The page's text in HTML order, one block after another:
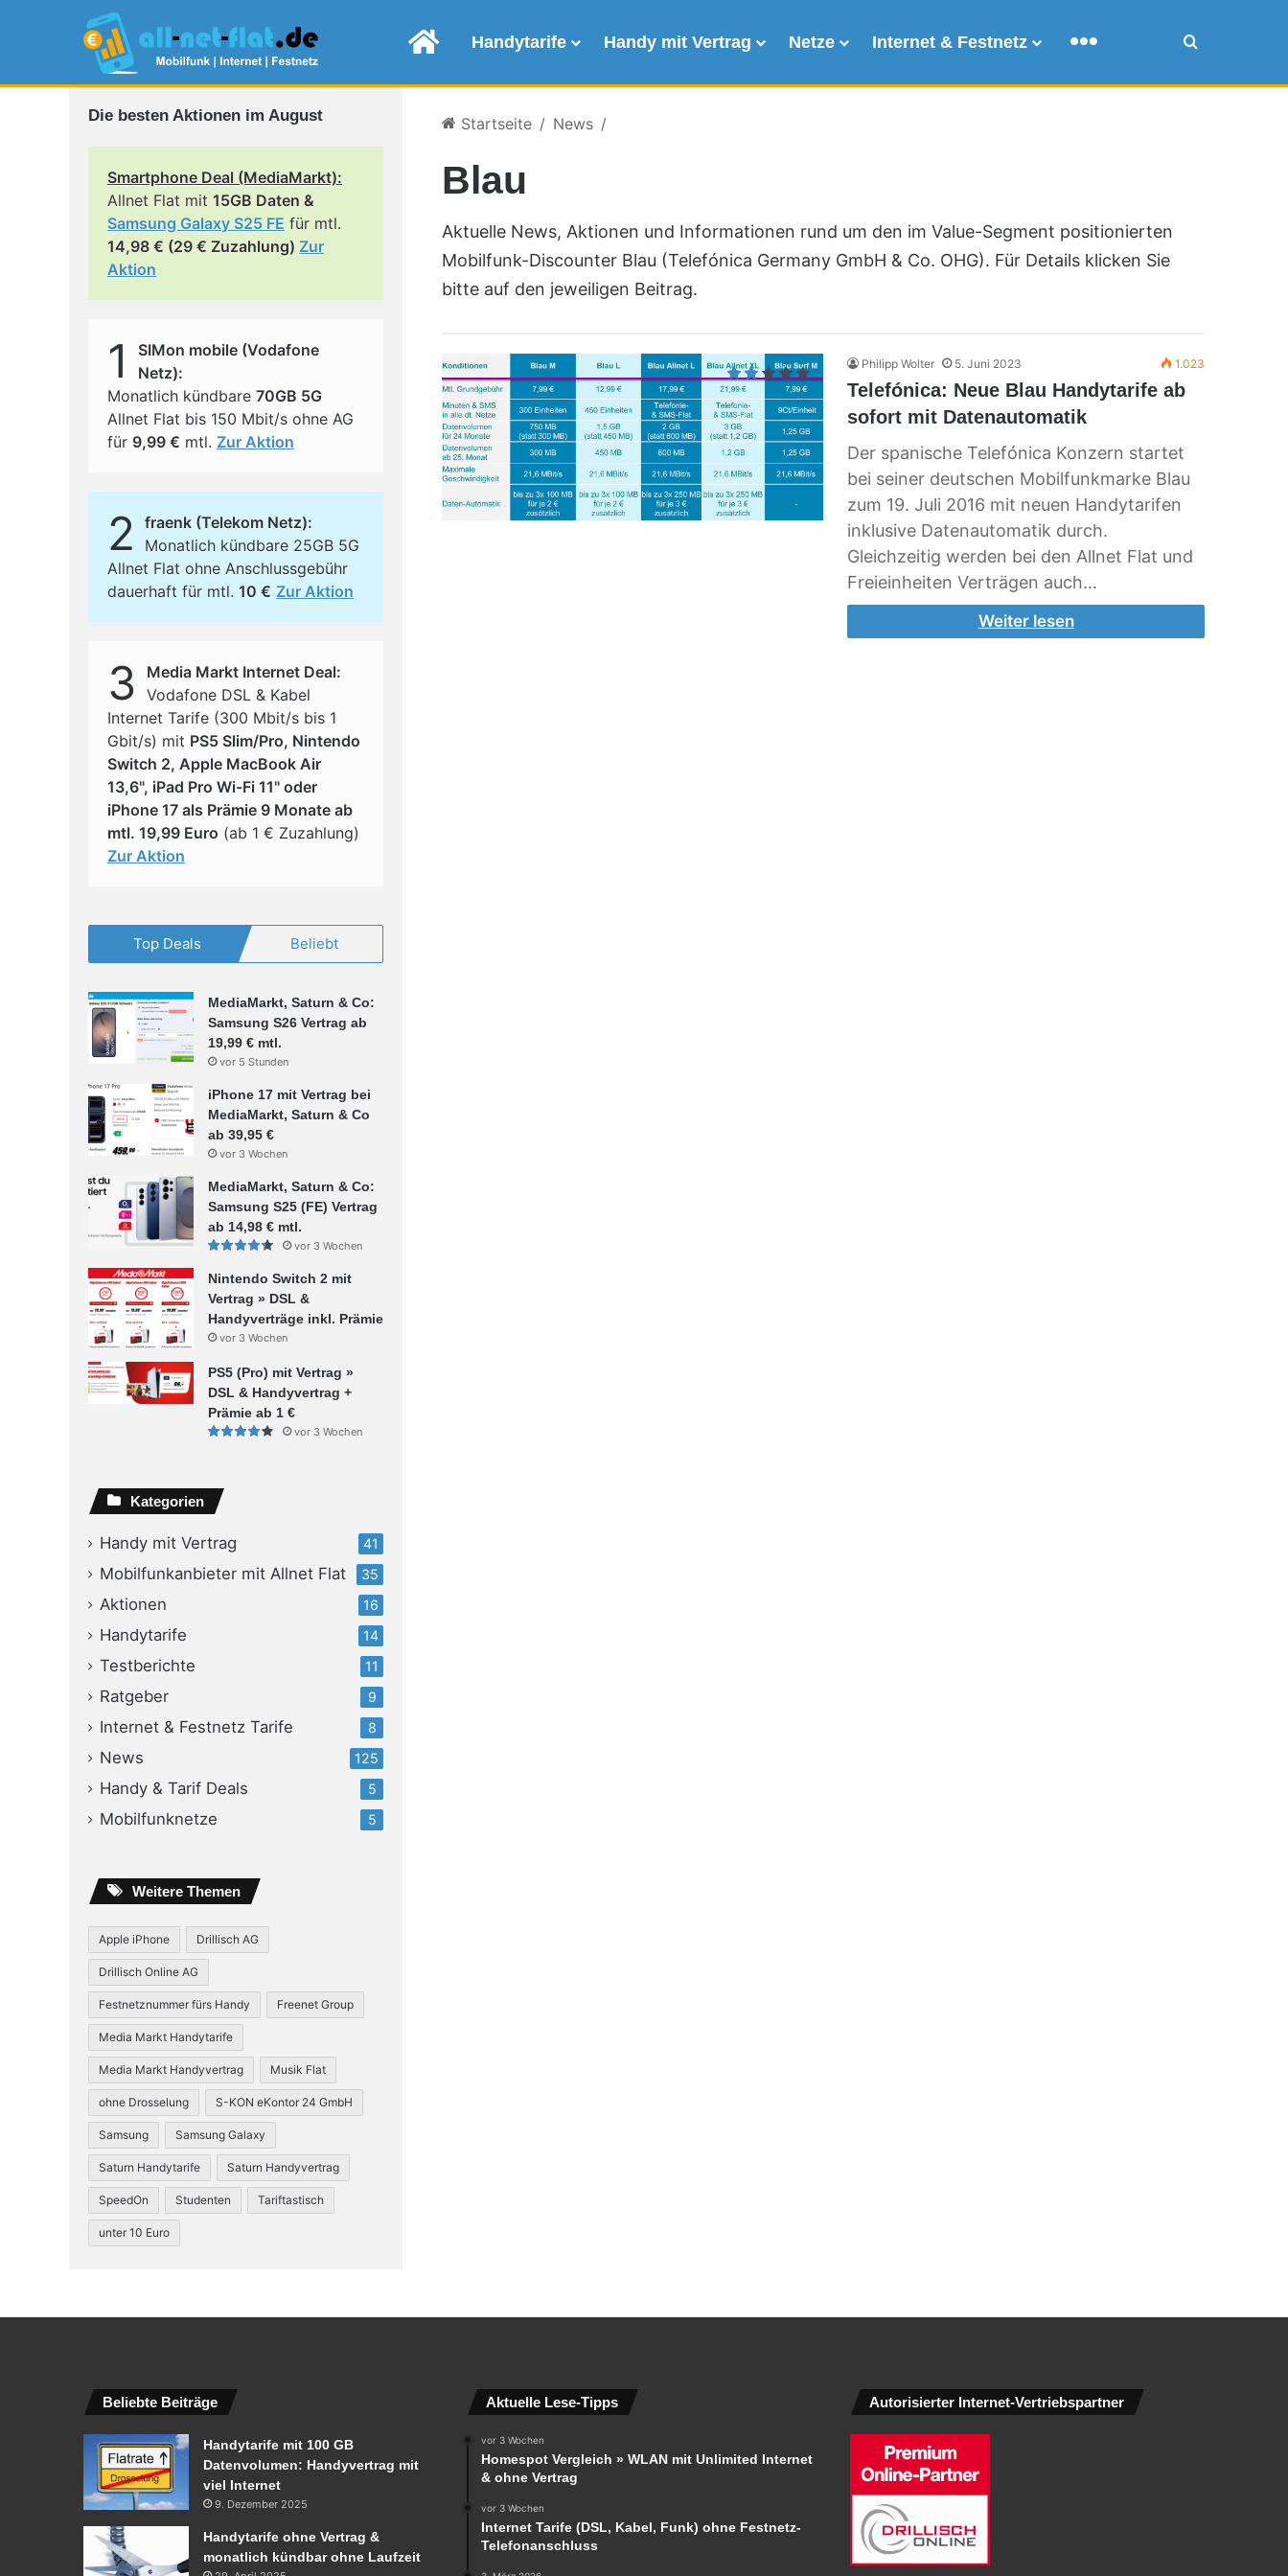
Allnet Flat Vergleich
Handytarife Handy mit Vertrag Netze Internet & Festnetz Suche
Startseite / News /
Blau
Aktuelle News, Aktionen und Informationen rund um den im Value-Segment positionierten
Mobilfunk-Discounter Blau (Telefónica Germany GmbH & Co. OHG). Für Details klicken Sie
bitte auf den jeweiligen Beitrag.
Philipp Wolter 5. Juni 2023 1.023
Telefónica: Neue Blau Handytarife ab
sofort mit Datenautomatik
Der spanische Telefónica Konzern startet
bei seiner deutschen Mobilfunkmarke Blau
zum 19. Juli 2016 mit neuen Handytarifen
inklusive Datenautomatik durch.
Gleichzeitig werden bei den Allnet Flat und
Freieinheiten Verträgen auch…
Weiter lesen
Die besten Aktionen im August
Smartphone Deal (MediaMarkt):
Allnet Flat mit 15GB Daten &
Samsung Galaxy S25 FE für mtl.
14,98 € (29 € Zuzahlung) Zur
Aktion
1
SIMon mobile (Vodafone
Netz):
Monatlich kündbare 70GB 5G
Allnet Flat bis 150 Mbit/s ohne AG
für 9,99 € mtl. Zur Aktion
2
fraenk (Telekom Netz):
Monatlich kündbare 25GB 5G
Allnet Flat ohne Anschlussgebühr
dauerhaft für mtl. 10 € Zur Aktion
3
Media Markt Internet Deal:
Vodafone DSL & Kabel
Internet Tarife (300 Mbit/s bis 1
Gbit/s) mit PS5 Slim/Pro, Nintendo
Switch 2, Apple MacBook Air
13,6", iPad Pro Wi-Fi 11" oder
iPhone 17 als Prämie 9 Monate ab
mtl. 19,99 Euro (ab 1 € Zuzahlung)
Zur Aktion
Top Deals Beliebt
MediaMarkt, Saturn & Co:
Samsung S26 Vertrag ab
19,99 € mtl.
vor 5 Stunden
iPhone 17 mit Vertrag bei
MediaMarkt, Saturn & Co
ab 39,95 €
vor 3 Wochen
MediaMarkt, Saturn & Co:
Samsung S25 (FE) Vertrag
ab 14,98 € mtl.
vor 3 Wochen
Nintendo Switch 2 mit
Vertrag » DSL &
Handyverträge inkl. Prämie
vor 3 Wochen
PS5 (Pro) mit Vertrag »
DSL & Handyvertrag +
Prämie ab 1 €
vor 3 Wochen
Kategorien
Handy mit Vertrag 41
Mobilfunkanbieter mit Allnet Flat 35
Aktionen 16
Handytarife 14
Testberichte 11
Ratgeber 9
Internet & Festnetz Tarife 8
News 125
Handy & Tarif Deals 5
Mobilfunknetze 5
Weitere Themen
Apple iPhone Drillisch AG
Drillisch Online AG
Festnetznummer fürs Handy Freenet Group
Media Markt Handytarife
Media Markt Handyvertrag Musik Flat
ohne Drosselung S-KON eKontor 24 GmbH
Samsung Samsung Galaxy
Saturn Handytarife Saturn Handyvertrag
SpeedOn Studenten Tariftastisch
unter 10 Euro
Beliebte Beiträge
Handytarife mit 100 GB
Datenvolumen: Handyvertrag mit
viel Internet
9. Dezember 2025
Handytarife ohne Vertrag &
monatlich kündbar ohne Laufzeit
Aktuelle Lese-Tipps
vor 3 Wochen
Homespot Vergleich » WLAN mit Unlimited Internet
& ohne Vertrag
vor 3 Wochen
Internet Tarife (DSL, Kabel, Funk) ohne Festnetz-
Telefonanschluss
Autorisierter Internet-Vertriebspartner